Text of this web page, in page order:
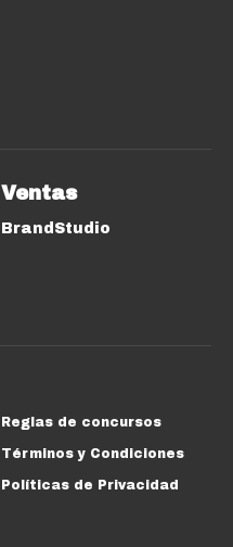
Ventas
BrandStudio
Reglas de concursos
Términos y Condiciones
Políticas de Privacidad